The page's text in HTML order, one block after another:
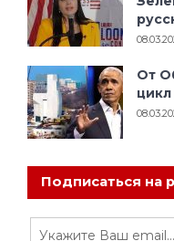
От
Подписаться на